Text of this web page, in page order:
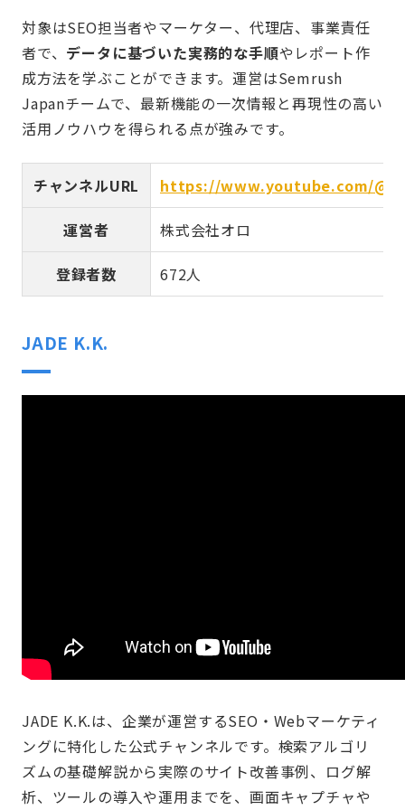
対象はSEO担当者やマーケター、代理店、事業責任
者で、 データに基づいた実務的な手順やレポート作
成方法を学ぶことができます。運営はSemrush
Japanチームで、最新機能の一次情報と再現性の高い
活用ノウハウを得られる点が強みです。
チャンネルURL https://www.youtube.com/
運営者 株式会社オロ
登録者数 672人
JADE K.K.
JADE K.K.は、企業が運営するSEO・Webマーケティ
ングに特化した公式チャンネルです。検索アルゴリ
ズムの基礎解説から実際のサイト改善事例、ログ解
析、ツールの導入や運用までを、画面キャプチャや